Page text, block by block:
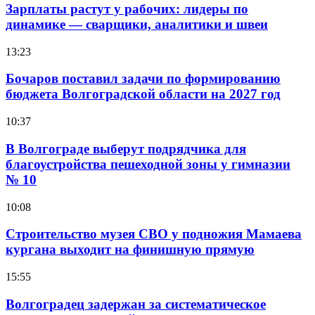
Зарплаты растут у рабочих: лидеры по
динамике — сварщики, аналитики и швеи
13:23
Бочаров поставил задачи по формированию
бюджета Волгоградской области на 2027 год
10:37
В Волгограде выберут подрядчика для
благоустройства пешеходной зоны у гимназии
№ 10
10:08
Строительство музея СВО у подножия Мамаева
кургана выходит на финишную прямую
15:55
Волгоградец задержан за систематическое